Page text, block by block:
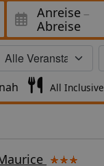
Anreise
Abreise
All Inclusive